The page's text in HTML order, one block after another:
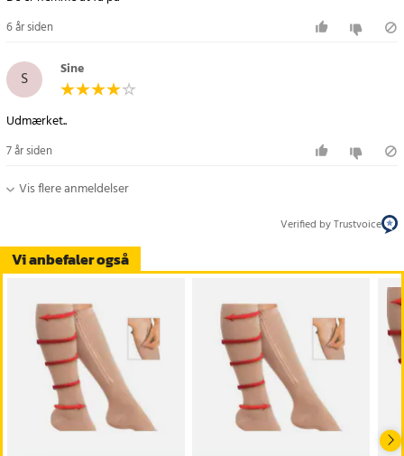
Vi anbefaler også
6 år siden
S Sine
Udmærket..
7 år siden
Vis flere anmeldelser
Verified by Trustvoice